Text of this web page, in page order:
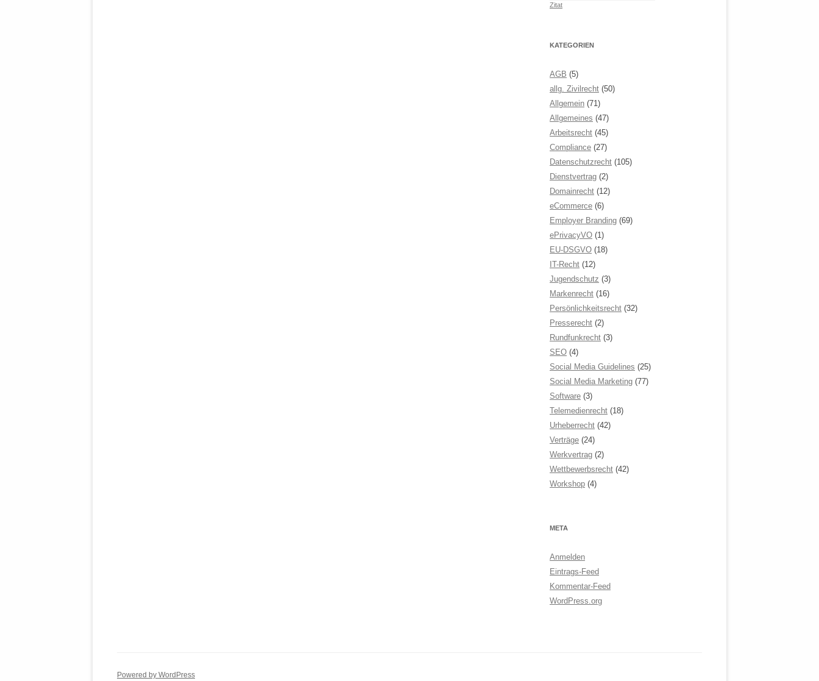
Zitat
KATEGORIEN
AGB (5)
allg. Zivilrecht (50)
Allgemein (71)
Allgemeines (47)
Arbeitsrecht (45)
Compliance (27)
Datenschutzrecht (105)
Dienstvertrag (2)
Domainrecht (12)
eCommerce (6)
Employer Branding (69)
ePrivacyVO (1)
EU-DSGVO (18)
IT-Recht (12)
Jugendschutz (3)
Markenrecht (16)
Persönlichkeitsrecht (32)
Presserecht (2)
Rundfunkrecht (3)
SEO (4)
Social Media Guidelines (25)
Social Media Marketing (77)
Software (3)
Telemedienrecht (18)
Urheberrecht (42)
Verträge (24)
Werkvertrag (2)
Wettbewerbsrecht (42)
Workshop (4)
META
Anmelden
Eintrags-Feed
Kommentar-Feed
WordPress.org
Powered by WordPress